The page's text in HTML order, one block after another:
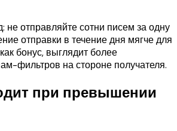
не отправляйте сотни писем за одну
отправки в течение дня мягче для
бонус, выглядит более
фильтров на стороне получателя.
при превышении